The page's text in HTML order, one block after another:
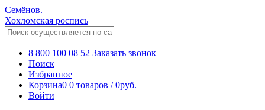
Семёнов.
Хохломская роспись
8 800 100 08 52 Заказать звонок
Поиск
Избранное
Корзина0 0 товаров /0руб.
Войти